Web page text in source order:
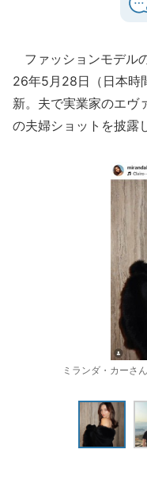
ファッションモデル
26年5月28日（日本時
新。夫で実業家のエヴ
の夫婦ショットを披露
ミランダ・カーさ